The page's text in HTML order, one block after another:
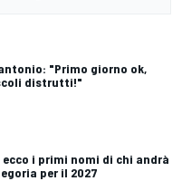
"Primo giorno ok,
distrutti!"
i primi nomi di chi andrà
per il 2027